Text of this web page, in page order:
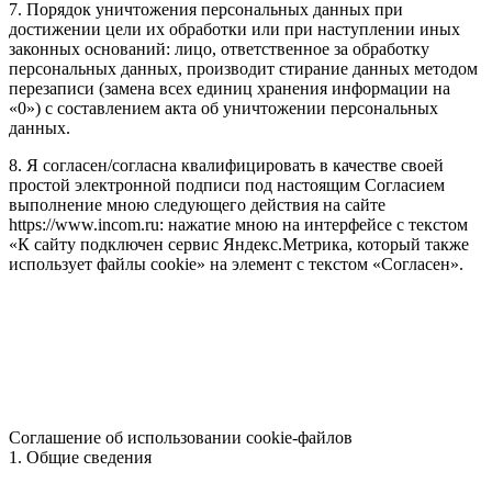
7. Порядок уничтожения персональных данных при
достижении цели их обработки или при наступлении иных
законных оснований: лицо, ответственное за обработку
персональных данных, производит стирание данных методом
перезаписи (замена всех единиц хранения информации на
«0») с составлением акта об уничтожении персональных
данных.
8. Я согласен/согласна квалифицировать в качестве своей
простой электронной подписи под настоящим Согласием
выполнение мною следующего действия на сайте
https://www.incom.ru: нажатие мною на интерфейсе с текстом
«К сайту подключен сервис Яндекс.Метрика, который также
использует файлы cookie» на элемент с текстом «Согласен».
Соглашение об использовании cookie-файлов
1. Общие сведения